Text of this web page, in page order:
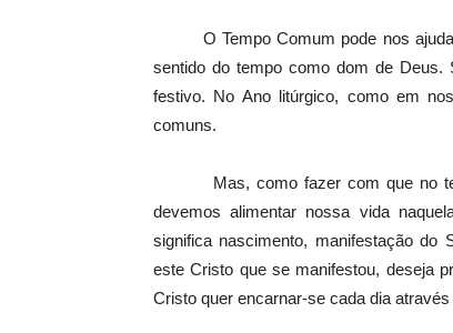
O Tempo Comum pode nos ajudar
sentido do tempo como dom de Deus.
festivo. No Ano litúrgico, como em
comuns.
Mas, como fazer com que no
devemos alimentar nossa vida
significa nascimento, manifestação do
este Cristo que se manifestou, deseja
Cristo quer encarnar-se cada dia